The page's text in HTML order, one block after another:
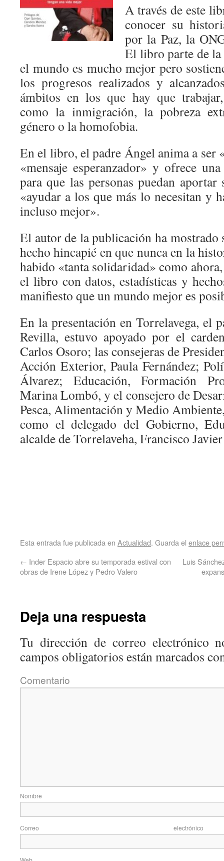
A través de este
conocer su
por la Paz, la
El libro parte de la
el mundo es mucho mejor pero
los progresos realizados y
ámbitos en los que hay que
como la inmigración, la pobreza
género o la homofobia.
En el libro, el padre Ángel anima a ser
«mensaje esperanzador» y ofrece
para que las personas puedan
«ayudar a los que más lo necesitan y
incluso mejor».
El autor de la publicación ha mostrado
hecho hincapié en que nunca en la
habido «tanta solidaridad» como
el libro con datos, estadísticas y
manifiesto que un mundo mejor es
En la presentación en Torrelavega, el
Revilla, estuvo apoyado por el
Carlos Osoro; las consejeras de
Acción Exterior, Paula Fernández;
Álvarez; Educación, Formación
Marina Lombó, y el consejero de
Pesca, Alimentación y Medio
como el delegado del Gobierno,
alcalde de Torrelaveha, Francisco
Esta entrada fue publicada en Actualidad. Guarda el enlace
← Inder Espacio abre su temporada estival con
obras de Irene López y Pedro Valero
Luis
Deja una respuesta
Tu dirección de correo electrónico
campos obligatorios están marcados
Correo